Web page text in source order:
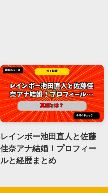
レインボー池田直人と佐藤
佳奈アナ結婚！プロフィー
ルと経歴まとめ